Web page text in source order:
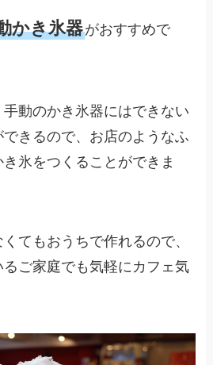
かき氷器がおすすめで
動のかき氷器にはできない
きるので、お店のようなふ
氷をつくることができま
てもおうちで作れるので、
ご家庭でも気軽にカフェ気